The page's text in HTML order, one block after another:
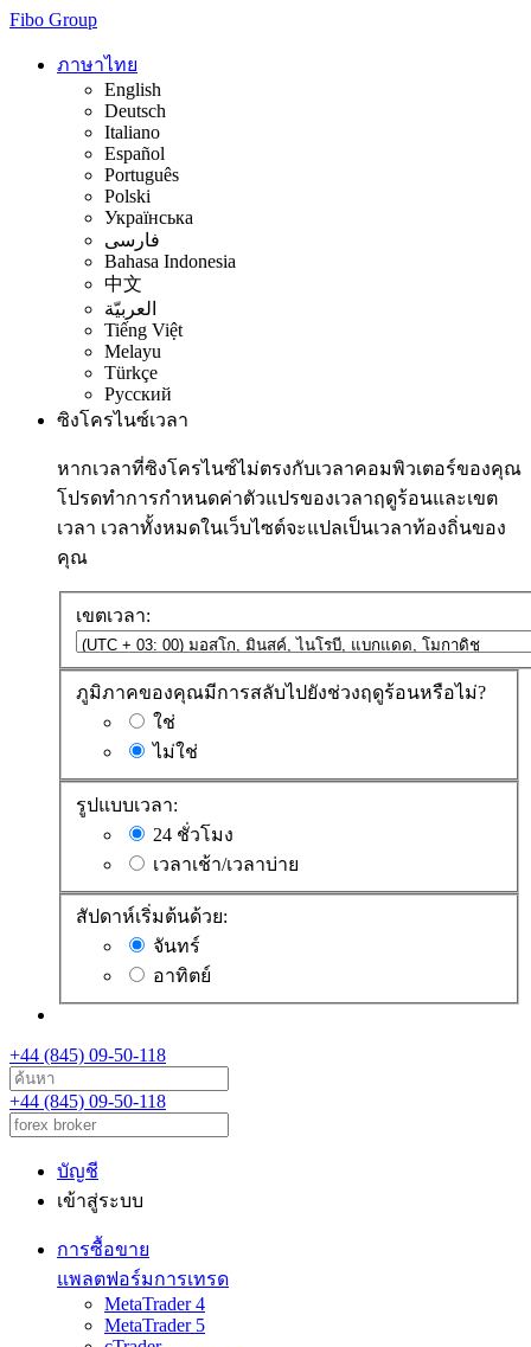
Fibo Group
ภาษาไทย
English
Deutsch
Italiano
Español
Português
Polski
Українська
فارسی
Bahasa Indonesia
中文
العربيّة
Tiếng Việt
Melayu
Türkçe
Русский
ซิงโครไนซ์เวลา
หากเวลาที่ซิงโครไนซ์ไม่ตรงกับเวลาคอมพิวเตอร์ของคุณ
โปรดทำการกำหนดค่าตัวแปรของเวลาฤดูร้อนและเขต
เวลา เวลาทั้งหมดในเว็บไซต์จะแปลเป็นเวลาท้องถิ่นของ
คุณ
เขตเวลา:
ภูมิภาคของคุณมีการสลับไปยังช่วงฤดูร้อนหรือไม่?
ใช่
ไม่ใช่
รูปแบบเวลา:
24 ชั่วโมง
เวลาเช้า/เวลาบ่าย
สัปดาห์เริ่มต้นด้วย:
จันทร์
อาทิตย์
+44 (845) 09-50-118
+44 (845) 09-50-118
บัญชี
เข้าสู่ระบบ
การซื้อขาย
แพลตฟอร์มการเทรด
MetaTrader 4
MetaTrader 5